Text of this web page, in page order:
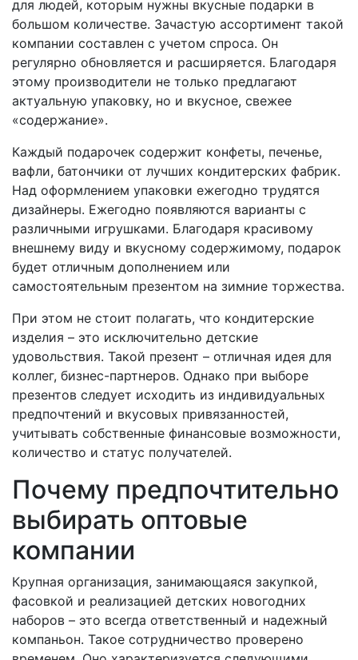
для людей, которым нужны вкусные подарки в
большом количестве. Зачастую ассортимент такой
компании составлен с учетом спроса. Он
регулярно обновляется и расширяется. Благодаря
этому производители не только предлагают
актуальную упаковку, но и вкусное, свежее
«содержание».
Каждый подарочек содержит конфеты, печенье,
вафли, батончики от лучших кондитерских фабрик.
Над оформлением упаковки ежегодно трудятся
дизайнеры. Ежегодно появляются варианты с
различными игрушками. Благодаря красивому
внешнему виду и вкусному содержимому, подарок
будет отличным дополнением или
самостоятельным презентом на зимние торжества.
При этом не стоит полагать, что кондитерские
изделия – это исключительно детские
удовольствия. Такой презент – отличная идея для
коллег, бизнес-партнеров. Однако при выборе
презентов следует исходить из индивидуальных
предпочтений и вкусовых привязанностей,
учитывать собственные финансовые возможности,
количество и статус получателей.
Почему предпочтительно
выбирать оптовые
компании
Крупная организация, занимающаяся закупкой,
фасовкой и реализацией детских новогодних
наборов – это всегда ответственный и надежный
компаньон. Такое сотрудничество проверено